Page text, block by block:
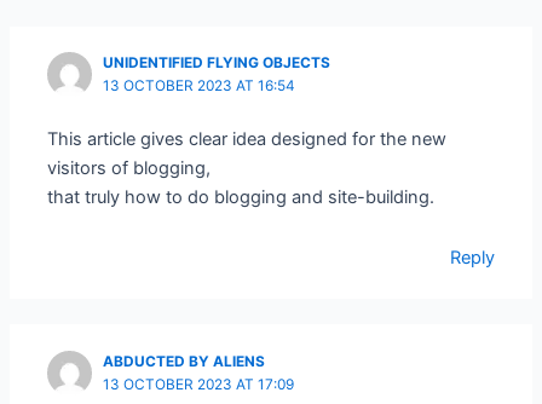
UNIDENTIFIED FLYING OBJECTS
13 OCTOBER 2023 AT 16:54
This article gives clear idea designed for the new
visitors of blogging,
that truly how to do blogging and site-building.
Reply
ABDUCTED BY ALIENS
13 OCTOBER 2023 AT 17:09